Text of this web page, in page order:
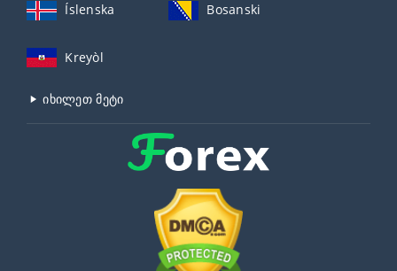
Íslenska Bosanski
Kreyòl
იხილეთ მეტი